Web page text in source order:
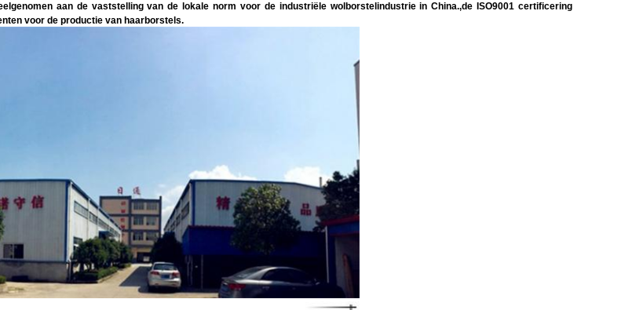
aan de vaststelling van de lokale norm voor de industriële wolborstelindustrie in China.,de ISO9001 certificering
voor de productie van haarborstels.